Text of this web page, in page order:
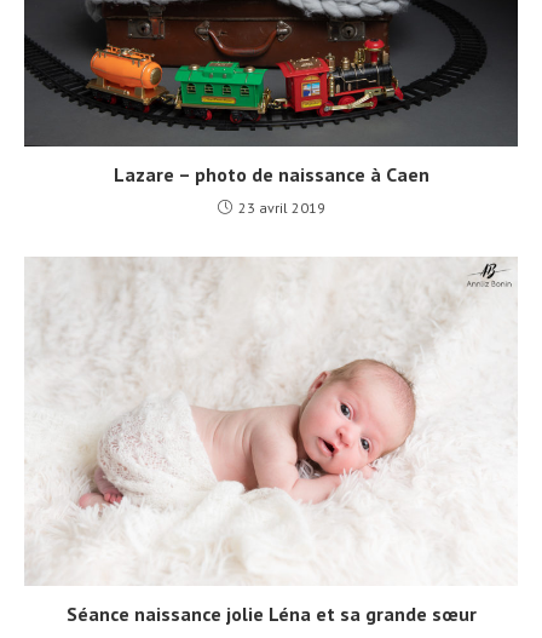
Lazare – photo de naissance à Caen
23 avril 2019
Séance naissance jolie Léna et sa grande sœur